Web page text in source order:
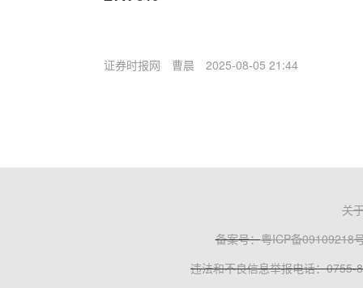
证券时报网 曹晨 2025-08-05 21:44
关
备案号：粤ICP备09109218
违法和不良信息举报电话：0755-